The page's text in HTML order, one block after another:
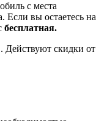
с места
Если вы остаетесь на
бесплатная.
Действуют скидки от